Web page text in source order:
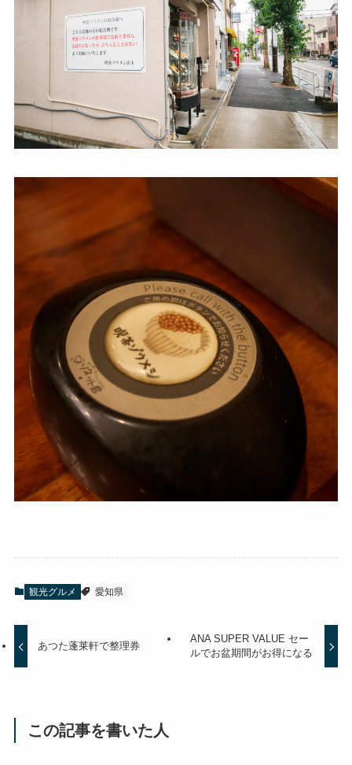
観光グルメ 愛知県
あつた蓬莱軒で整理券
ANA SUPER VALUE セー
ルでお盆期間がお得になる
この記事を書いた人